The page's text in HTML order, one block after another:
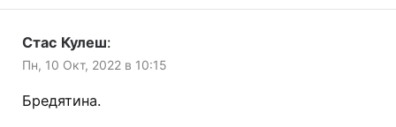
Стас Кулеш:
Пн, 10 Окт, 2022 в 10:15
Бредятина.